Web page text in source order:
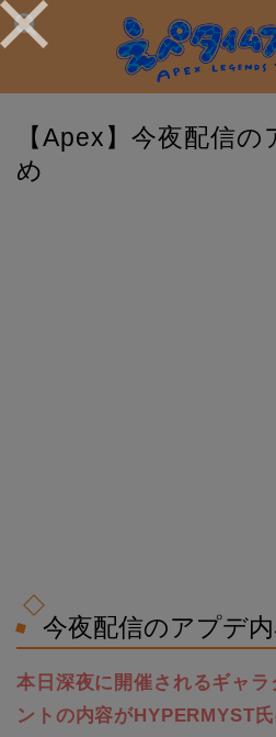
【Apex】今夜配信
め
今夜配信のアプデ
本日深夜に開催されるギャ
ントの内容がHYPERMYST